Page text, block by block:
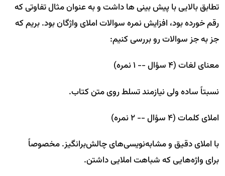
تطابق بالایی با پیش بینی ها داشت و به عنوان مثال تفاوتی که
رقم خورده بود، افزایش نمره سوالات املای واژگان بود. بریم که
جز به جز سوالات رو بررسی کنیم:
معنای لغات (۴ سؤال -- ۱ نمره)
نسبتاً ساده ولی نیازمند تسلط روی متن کتاب.
املای کلمات (۴ سؤال -- ۲ نمره)
با املای دقیق و مشابه‌نویسی‌های چالش‌برانگیز. مخصوصاً
برای واژه‌هایی که شباهت املایی داشتن.